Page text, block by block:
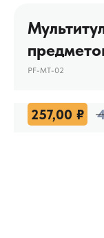
PF-MT-02
257,00 ₽